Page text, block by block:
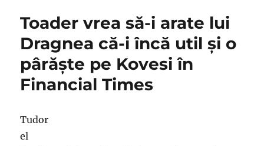
Toader vrea să-i arate lui
Dragnea că-i încă util şi o
pârăște pe Kovesi în
Financial Times
Tudor
el